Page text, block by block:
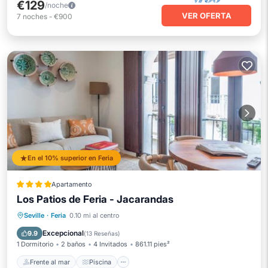
€129/noche
7 noches - €900 VER OFERTA
En el 10% superior en Feria
Apartamento
Los Patios de Feria - Jacarandas
Seville · Feria 0.10 mi al centro
9.9 Excepcional(13 Reseñas)
1 Dormitorio 2 baños 4 Invitados 861.11 pies²
Frente al mar Piscina
Frente al mar
Balcón/Terraza